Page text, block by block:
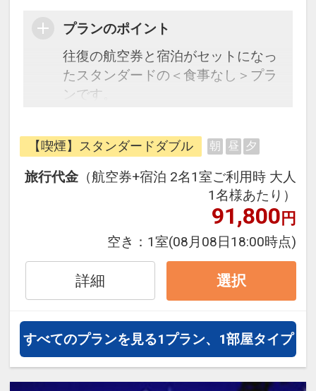
プランのポイント
往復の航空券と宿泊がセットになっ
たスタンダードの＜食事なし＞プラ
ンです。
できるダイナミックパッケージだか
ら、一都市滞在はもちろん周遊旅行
にも最適！
旅行期間中の1泊だけの宿泊や延
泊・飛び泊なども自由自在です。
JALマイレージ会員の方にはフライ
トマイルが50%貯まります。
【喫煙】スタンダードダブル 朝 昼 夕
旅行代金 （航空券+宿泊 2名1室ご利用時 大人
1名様あたり）
91,800円
空き： 1室(08月08日18:00時点)
詳細 選択
すべてのプランを見る1プラン、1部屋タイプ